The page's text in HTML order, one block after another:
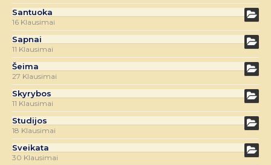
Santuoka
16 Klausimai
Sapnai
11 Klausimai
Šeima
27 Klausimai
Skyrybos
11 Klausimai
Studijos
18 Klausimai
Sveikata
30 Klausimai